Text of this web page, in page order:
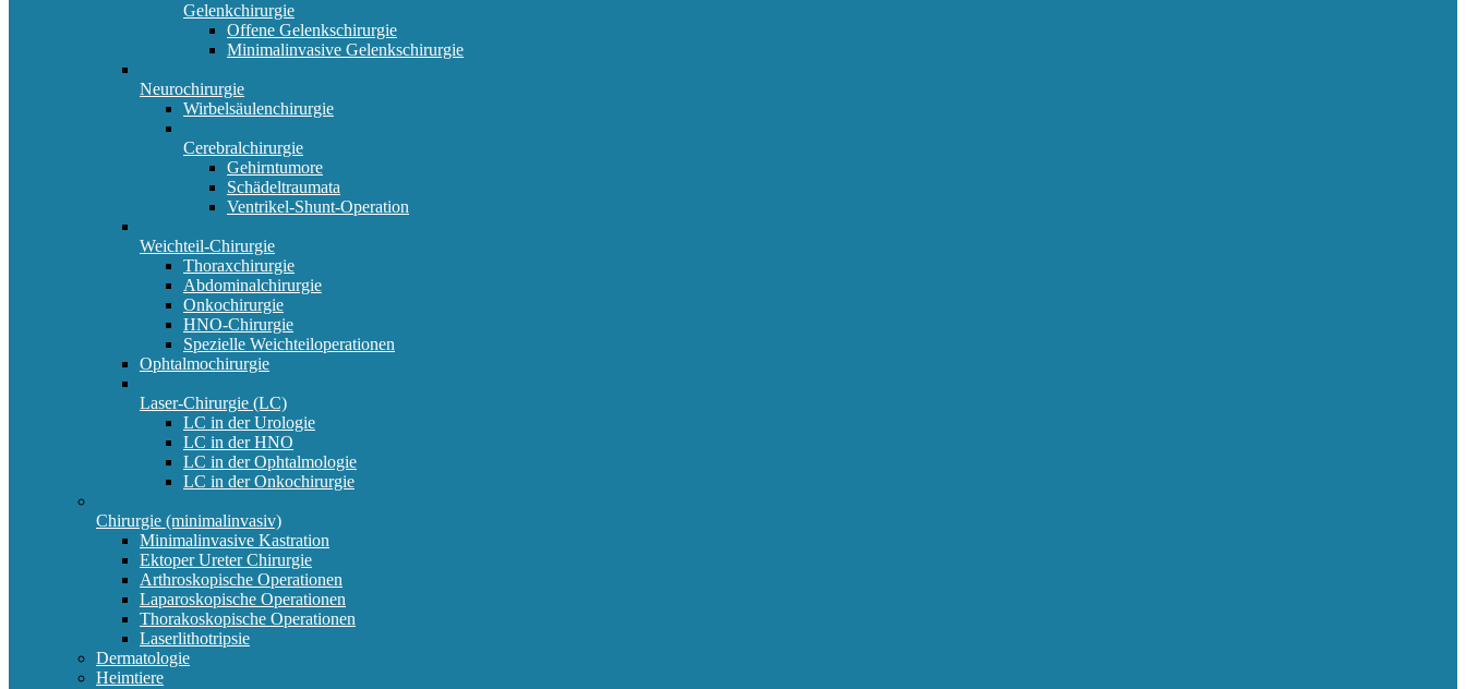
Gelenkchirurgie
Offene Gelenkschirurgie
Minimalinvasive Gelenkschirurgie
Neurochirurgie
Wirbelsäulenchirurgie
Cerebralchirurgie
Gehirntumore
Schädeltraumata
Ventrikel-Shunt-Operation
Weichteil-Chirurgie
Thoraxchirurgie
Abdominalchirurgie
Onkochirurgie
HNO-Chirurgie
Spezielle Weichteiloperationen
Ophtalmochirurgie
Laser-Chirurgie (LC)
LC in der Urologie
LC in der HNO
LC in der Ophtalmologie
LC in der Onkochirurgie
Chirurgie (minimalinvasiv)
Minimalinvasive Kastration
Ektoper Ureter Chirurgie
Arthroskopische Operationen
Laparoskopische Operationen
Thorakoskopische Operationen
Laserlithotripsie
Dermatologie
Heimtiere